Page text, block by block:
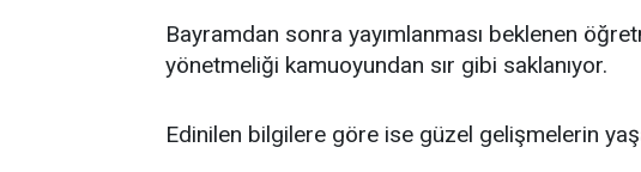
Bayramdan sonra yayımlanması beklenen
yönetmeliği kamuoyundan sır gibi saklanıyor.
Edinilen bilgilere göre ise güzel gelişmelerin